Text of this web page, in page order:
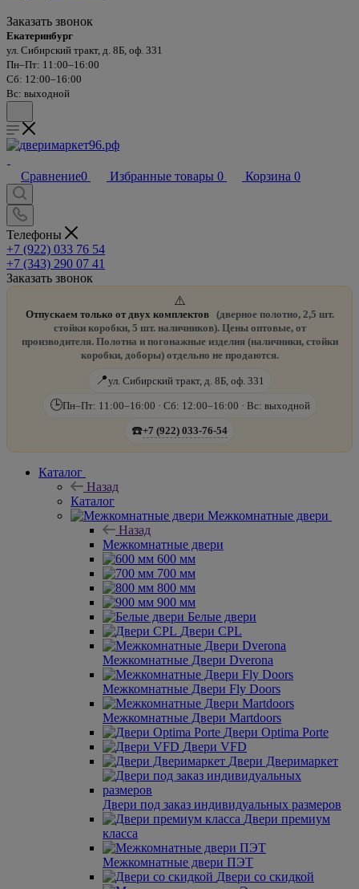
Заказать звонок
Екатеринбург
ул. Сибирский тракт, д. 8Б, оф. 331
Пн–Пт: 11:00–16:00
Сб: 12:00–16:00
Вс: выходной
Сравнение0 Избранные товары 0 Корзина 0
Телефоны
+7 (922) 033 76 54
+7 (343) 290 07 41
Заказать звонок
⚠️
Отпускаем только от двух комплектов
(дверное полотно, 2,5 шт.
стойки коробки, 5 шт. наличников). Цены оптовые, от
производителя. Полотна и погонажные изделия (наличники, стойки
коробки, доборы) отдельно не продаются.
📍ул. Сибирский тракт, д. 8Б, оф. 331
🕒Пн–Пт: 11:00–16:00 · Сб: 12:00–16:00 · Вс: выходной
☎️+7 (922) 033-76-54
Каталог
Назад
Каталог
Межкомнатные двери
Назад
Межкомнатные двери
600 мм
700 мм
800 мм
900 мм
Белые двери
Двери CPL
Межкомнатные Двери Dverona
Межкомнатные Двери Fly Doors
Межкомнатные Двери Martdoors
Двери Optima Porte
Двери VFD
Двери Дверимаркет
Двери под заказ индивидуальных размеров
Двери премиум
класса
Межкомнатные двери ПЭТ
Двери со скидкой